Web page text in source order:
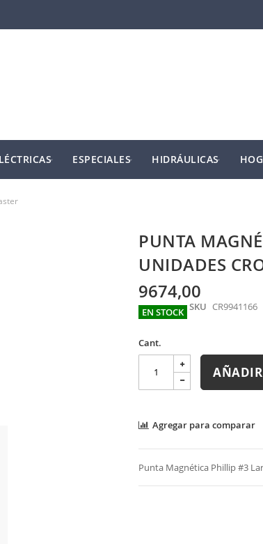
ESPECIALES HIDRÁULICAS
PUNTA
UNIDADES
9674,00
EN STOCK SKU CR9941166
Cant.
Agregar para comparar
Punta Magnética Phillip #3